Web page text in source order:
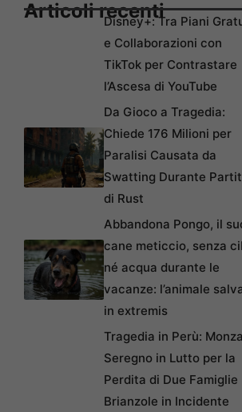
Articoli recenti
Disney+: Tra Piani
e Collaborazioni con
TikTok per Contrastare
l’Ascesa di YouTube
Da Gioco a Tragedia:
Chiede 176 Milioni per
Paralisi Causata da
Swatting Durante
di Rust
Abbandona Pongo, il
cane meticcio, senza
né acqua durante le
vacanze: l’animale
in extremis
Tragedia in Perù:
Seregno in Lutto per la
Perdita di Due Famiglie
Brianzole in Incidente